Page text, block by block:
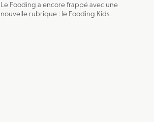
Le Fooding a encore frappé avec une
nouvelle rubrique : le Fooding Kids.